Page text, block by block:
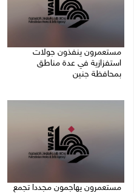
مستعمرون ينفذون جولات
استفزازية في عدة مناطق
بمحافظة جنين
مستعمرون يهاجمون مجددا تجمع